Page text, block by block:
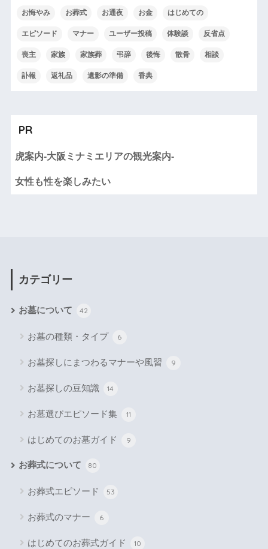
お悔やみ お葬式 お通夜 お金 はじめての
エピソード マナー ユーザー投稿 体験談 反省点
喪主 家族 家族葬 弔辞 後悔 散骨 相談
訃報 返礼品 遺影の準備 香典
PR
虎案内-大阪ミナミエリアの観光案内-
女性も性を楽しみたい
カテゴリー
お墓について 42
お墓の種類・タイプ 6
お墓探しにまつわるマナーや風習 9
お墓探しの豆知識 14
お墓選びエピソード集 11
はじめてのお墓ガイド 9
お葬式について 80
お葬式エピソード 53
お葬式のマナー 6
はじめてのお葬式ガイド 10